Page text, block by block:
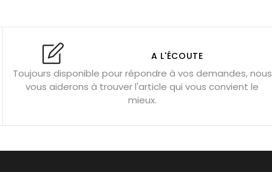
Fluorite : pierre la plus colorée
Bracelets de perles pour homme
gemme ? Signification des pierres de naissance
A L'ÉCOUTE
Toujours disponible pour répondre à vos demandes, nous
vous aiderons à trouver l'article qui vous convient le
mieux.